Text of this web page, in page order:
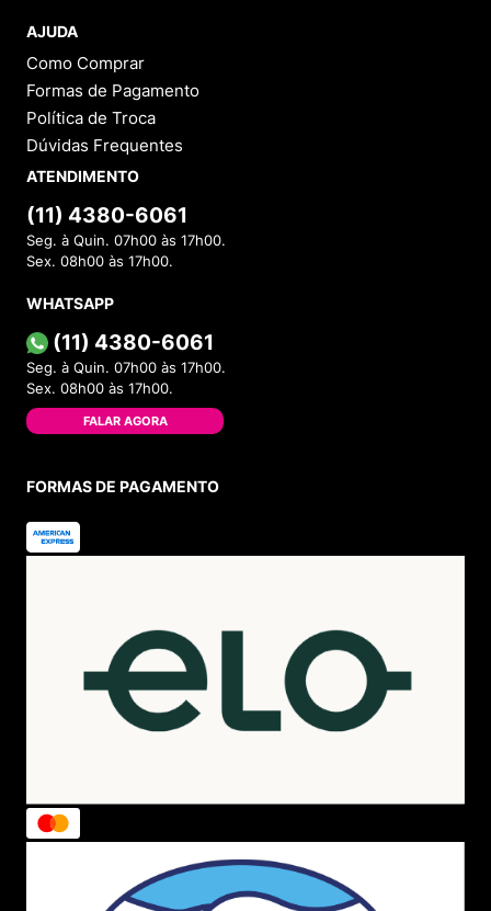
AJUDA
Como Comprar
Formas de Pagamento
Política de Troca
Dúvidas Frequentes
ATENDIMENTO
(11) 4380-6061
Seg. à Quin. 07h00 às 17h00.
Sex. 08h00 às 17h00.
WHATSAPP
(11) 4380-6061
Seg. à Quin. 07h00 às 17h00.
Sex. 08h00 às 17h00.
FALAR AGORA
FORMAS DE PAGAMENTO